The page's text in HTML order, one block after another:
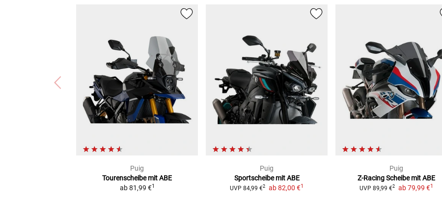
Puig
Tourenscheibe mit ABE
ab 81,99 €1
Puig
Sportscheibe mit ABE
UVP 84,99 €2 ab 82,00 €1
Puig
Z-Racing Scheibe mit ABE
UVP 89,99 €2 ab 79,99 €1